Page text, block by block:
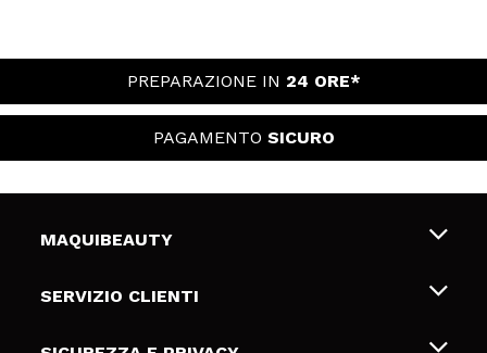
PREPARAZIONE IN 24 ORE*
PAGAMENTO SICURO
MAQUIBEAUTY
Chi siamo
SERVIZIO CLIENTI
Spedizioni & Resi